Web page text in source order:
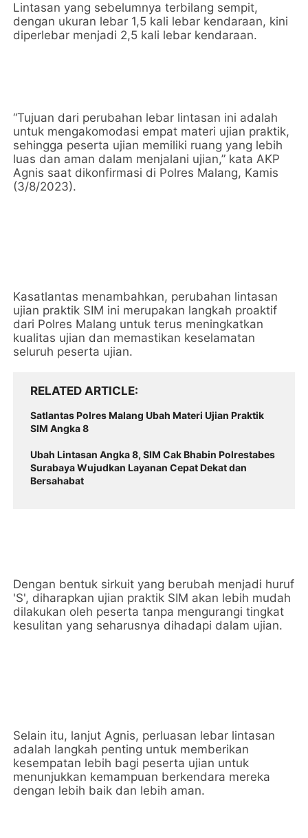
Lintasan yang sebelumnya terbilang sempit,
dengan ukuran lebar 1,5 kali lebar kendaraan, kini
diperlebar menjadi 2,5 kali lebar kendaraan.
“Tujuan dari perubahan lebar lintasan ini adalah
untuk mengakomodasi empat materi ujian praktik,
sehingga peserta ujian memiliki ruang yang lebih
luas dan aman dalam menjalani ujian,” kata AKP
Agnis saat dikonfirmasi di Polres Malang, Kamis
(3/8/2023).
Kasatlantas menambahkan, perubahan lintasan
ujian praktik SIM ini merupakan langkah proaktif
dari Polres Malang untuk terus meningkatkan
kualitas ujian dan memastikan keselamatan
seluruh peserta ujian.
RELATED ARTICLE
Satlantas Polres Malang Ubah Materi Ujian Praktik
SIM Angka 8
Ubah Lintasan Angka 8, SIM Cak Bhabin Polrestabes
Surabaya Wujudkan Layanan Cepat Dekat dan
Bersahabat
Dengan bentuk sirkuit yang berubah menjadi huruf
'S', diharapkan ujian praktik SIM akan lebih mudah
dilakukan oleh peserta tanpa mengurangi tingkat
kesulitan yang seharusnya dihadapi dalam ujian.
Selain itu, lanjut Agnis, perluasan lebar lintasan
adalah langkah penting untuk memberikan
kesempatan lebih bagi peserta ujian untuk
menunjukkan kemampuan berkendara mereka
dengan lebih baik dan lebih aman.